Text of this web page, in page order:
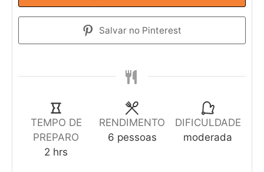
Salvar no Pinterest
TEMPO DE
PREPARO
2 hrs
RENDIMENTO
6 pessoas
DIFICULDADE
moderada